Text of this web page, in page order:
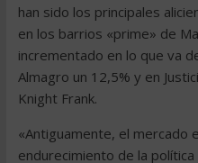
han sido los principales
en los barrios «prime» de
incrementado en lo que va
Almagro un 12,5% y en
Knight Frank.
«Antiguamente, el mercado
endurecimiento de la